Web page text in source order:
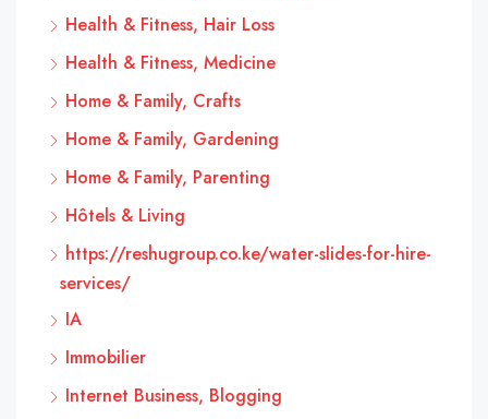
Health & Fitness, Hair Loss
Health & Fitness, Medicine
Home & Family, Crafts
Home & Family, Gardening
Home & Family, Parenting
Hôtels & Living
https://reshugroup.co.ke/water-slides-for-hire-
services/
IA
Immobilier
Internet Business, Blogging